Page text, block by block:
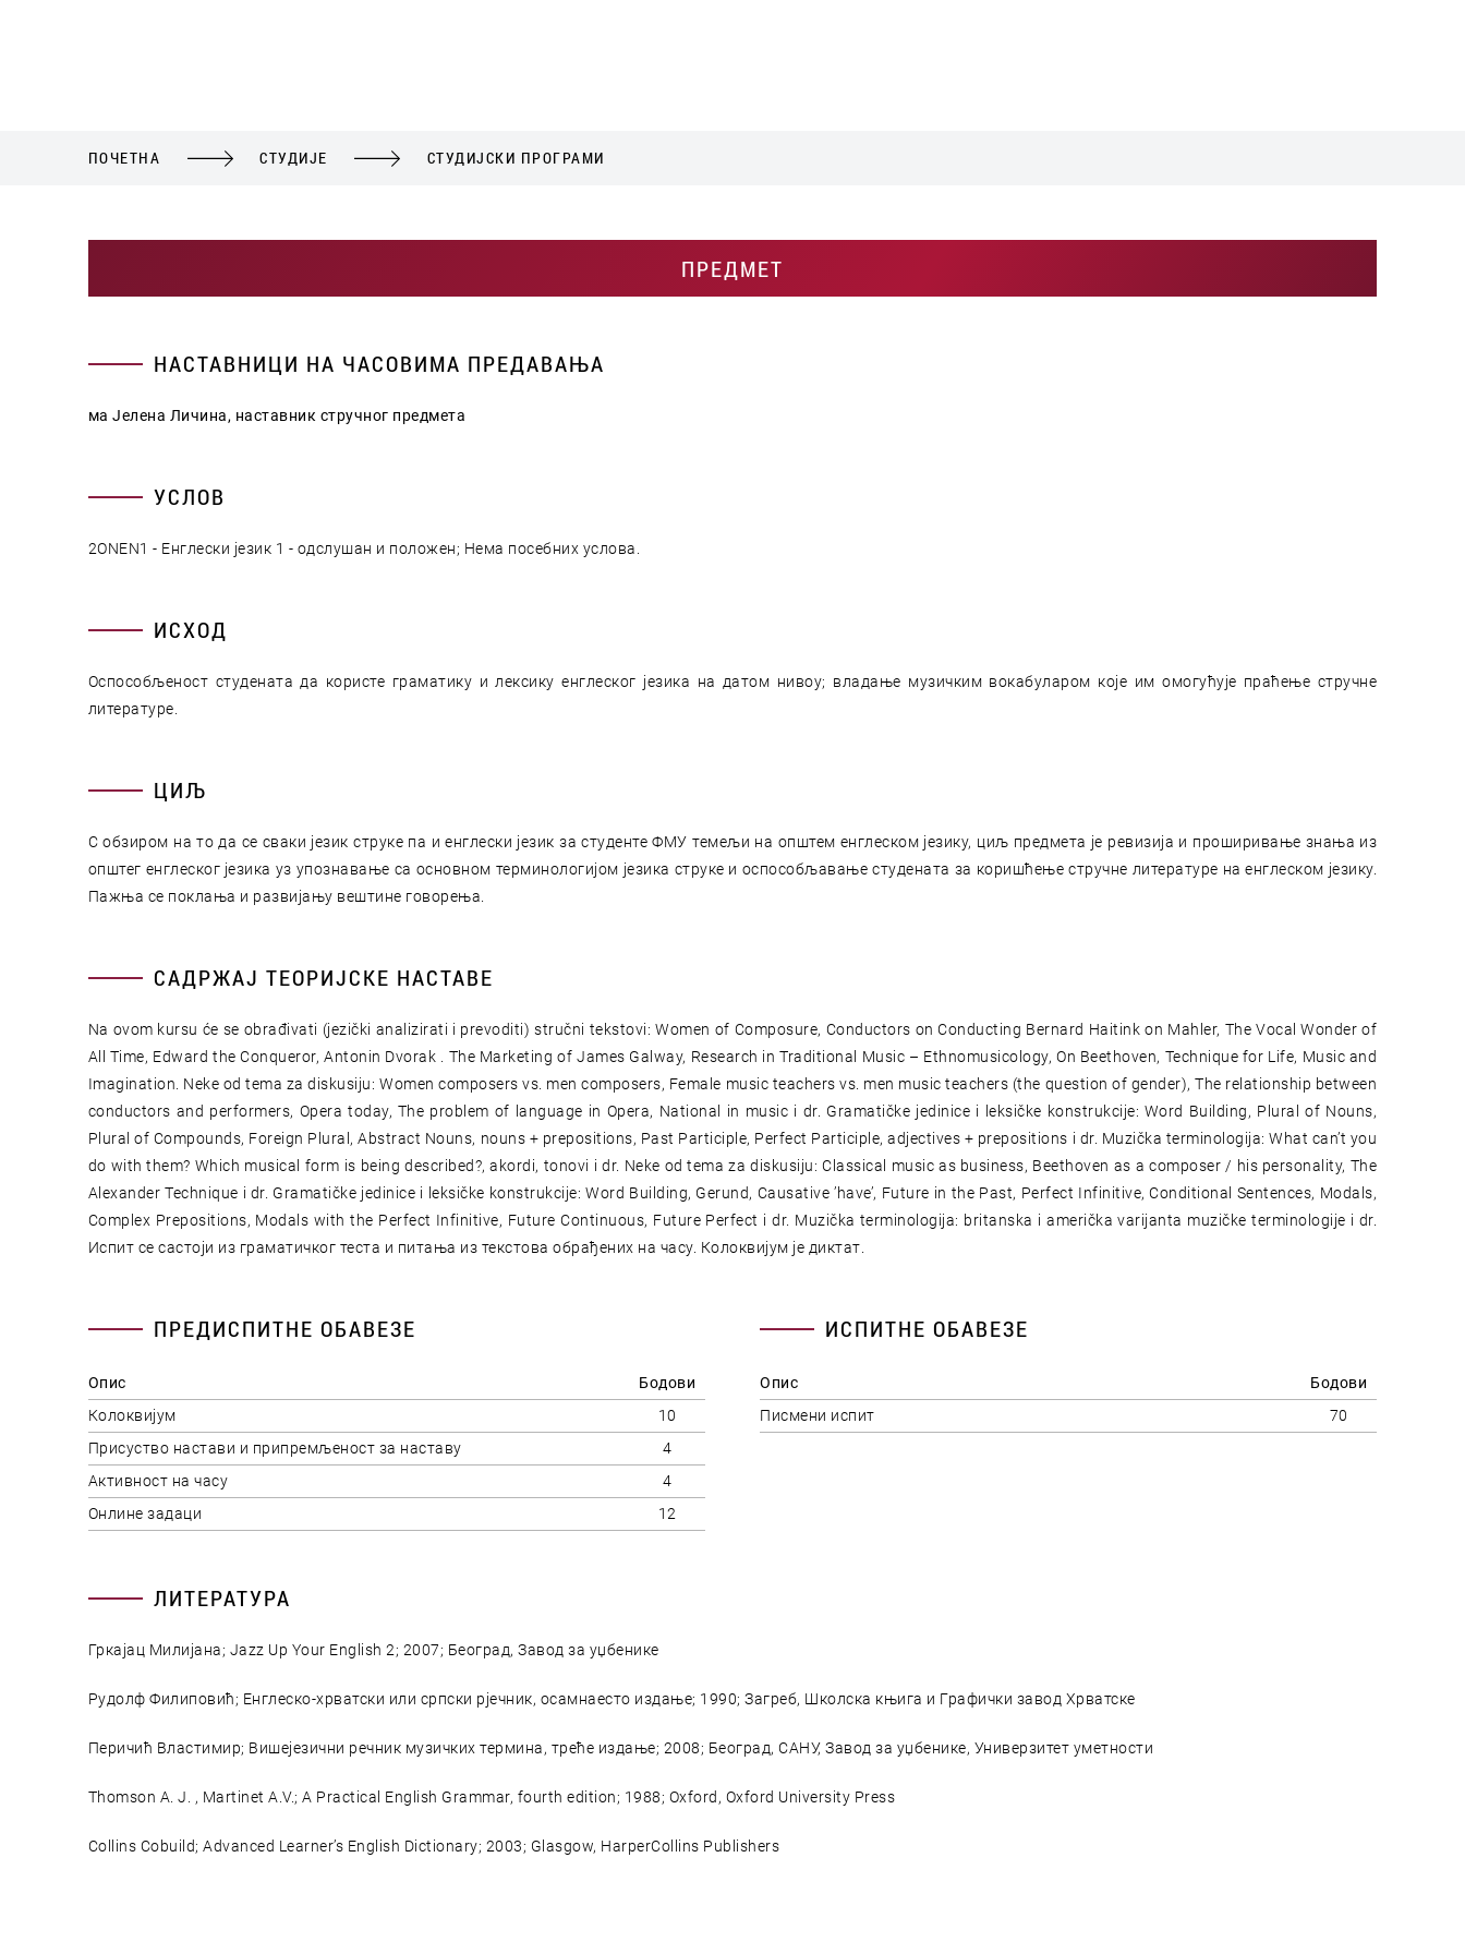
ПОЧЕТНА СТУДИЈЕ СТУДИЈСКИ ПРОГРАМИ
ПРЕДМЕТ
НАСТАВНИЦИ НА ЧАСОВИМА ПРЕДАВАЊА
ма Јелена Личина, наставник стручног предмета
УСЛОВ
2ONEN1 - Енглески језик 1 - одслушан и положен; Нема посебних услова.
ИСХОД
Оспособљеност студената да користе граматику и лексику енглеског језика на датом нивоу; владање музичким вокабуларом које им омогућује праћење стручне
литературе.
ЦИЉ
С обзиром на то да се сваки језик струке па и енглески језик за студенте ФМУ темељи на општем енглеском језику, циљ предмета је ревизија и проширивање знања из
општег енглеског језика уз упознавање са основном терминологијом језика струке и оспособљавање студената за коришћење стручне литературе на енглеском језику.
Пажња се поклања и развијању вештине говорења.
САДРЖАЈ ТЕОРИЈСКЕ НАСТАВЕ
Na ovom kursu će se obrađivati (jezički analizirati i prevoditi) stručni tekstovi: Women of Composure, Conductors on Conducting Bernard Haitink on Mahler, The Vocal Wonder of
All Time, Edward the Conqueror, Antonin Dvorak . The Marketing of James Galway, Research in Traditional Music – Ethnomusicology, On Beethoven, Technique for Life, Music and
Imagination. Neke od tema za diskusiju: Women composers vs. men composers, Female music teachers vs. men music teachers (the question of gender), The relationship between
conductors and performers, Opera today, The problem of language in Opera, National in music i dr. Gramatičke jedinice i leksičke konstrukcije: Word Building, Plural of Nouns,
Plural of Compounds, Foreign Plural, Abstract Nouns, nouns + prepositions, Past Participle, Perfect Participle, adjectives + prepositions i dr. Muzička terminologija: What can’t you
do with them? Which musical form is being described?, akordi, tonovi i dr. Neke od tema za diskusiju: Classical music as business, Beethoven as a composer / his personality, The
Alexander Technique i dr. Gramatičke jedinice i leksičke konstrukcije: Word Building, Gerund, Causative ’have’, Future in the Past, Perfect Infinitive, Conditional Sentences, Modals,
Complex Prepositions, Modals with the Perfect Infinitive, Future Continuous, Future Perfect i dr. Muzička terminologija: britanska i američka varijanta muzičke terminologije i dr.
Испит се састоји из граматичког теста и питања из текстова обрађених на часу. Колоквијум је диктат.
ПРЕДИСПИТНЕ ОБАВЕЗЕ
Опис
Бодови
Колоквијум
10
Присуство настави и припремљеност за наставу
4
Активност на часу
4
Онлине задаци
12
ИСПИТНЕ ОБАВЕЗЕ
Опис
Бодови
Писмени испит
70
ЛИТЕРАТУРА
Гркајац Милијана; Jazz Up Your English 2; 2007; Београд, Завод за уџбенике
Рудолф Филиповић; Енглеско-хрватски или српски рјечник, осамнаесто издање; 1990; Загреб, Школска књига и Графички завод Хрватске
Перичић Властимир; Вишејезични речник музичких термина, треће издање; 2008; Београд, САНУ, Завод за уџбенике, Универзитет уметности
Thomson A. J. , Martinet A.V.; A Practical English Grammar, fourth edition; 1988; Oxford, Oxford University Press
Collins Cobuild; Advanced Learner’s English Dictionary; 2003; Glasgow, HarperCollins Publishers